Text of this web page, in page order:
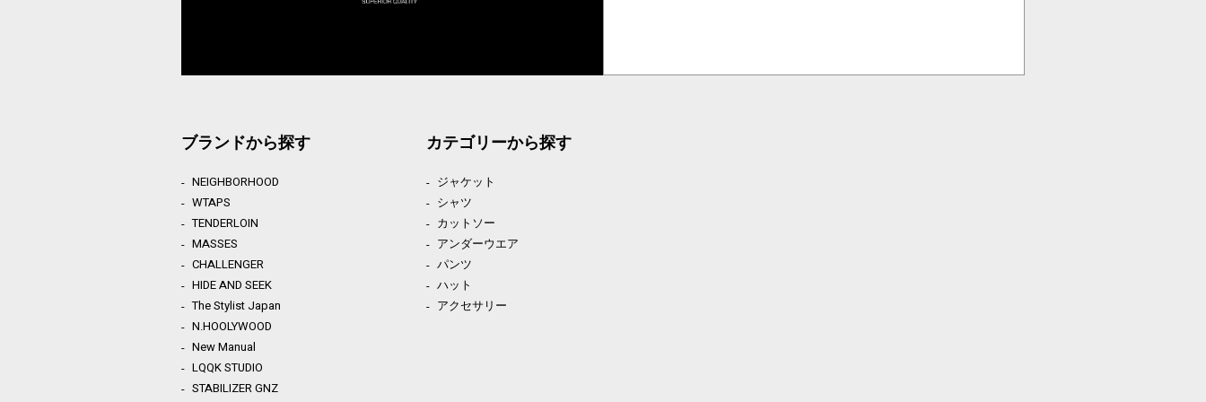
ブランドから探す
NEIGHBORHOOD
WTAPS
TENDERLOIN
MASSES
CHALLENGER
HIDE AND SEEK
The Stylist Japan
N.HOOLYWOOD
New Manual
LQQK STUDIO
STABILIZER GNZ
カテゴリーから探す
ジャケット
シャツ
カットソー
アンダーウエア
パンツ
ハット
アクセサリー